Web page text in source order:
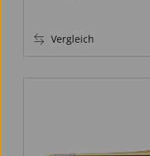
Vergleich